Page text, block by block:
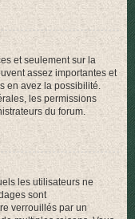
et seulement sur la
assez importantes et
en avez la possibilité.
les permissions
du forum.
les utilisateurs ne
sont
verrouillés par un